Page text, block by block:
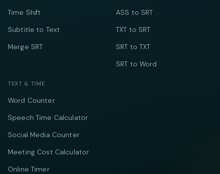
Time Shift
Subtitle to Text
Merge SRT
ASS to SRT
TXT to SRT
SRT to TXT
SRT to Word
TEXT & TIME
Word Counter
Speech Time Calculator
Social Media Counter
Meeting Cost Calculator
Online Timer